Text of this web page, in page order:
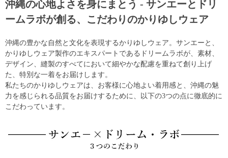
沖縄の心地よさを身にまとう - サンエーとドリ
ームラボが創る、こだわりのかりゆしウェア
沖縄の豊かな自然と文化を表現するかりゆしウェア。サンエーと、
かりゆしウェア製作のエキスパートであるドリームラボが、素材、
デザイン、縫製のすべてにおいて細やかな配慮を重ねて創り上げ
た、特別な一着をお届けします。
私たちのかりゆしウェアは、お客様に心地よい着用感と、沖縄の魅
力を感じられる品質をお届けするために、以下の3つの点に徹底的に
こだわっています。